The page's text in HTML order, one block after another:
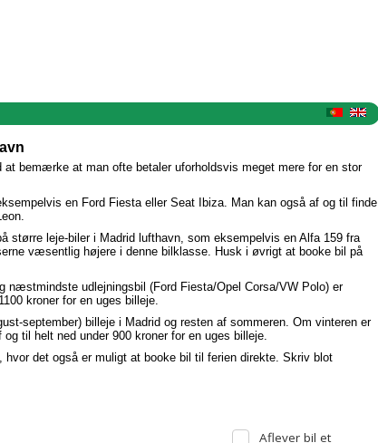
bemærke at man ofte betaler uforholdsvis meget mere for en stor
en Ford Fiesta eller Seat Ibiza. Man kan også af og til finde
leje-biler i Madrid lufthavn, som eksempelvis en Alfa 159 fra
væsentlig højere i denne bilklasse. Husk i øvrigt at booke bil på
næstmindste udlejningsbil (Ford Fiesta/Opel Corsa/VW Polo) er
kroner for en uges billeje.
september) billeje i Madrid og resten af sommeren. Om vinteren er
til helt ned under 900 kroner for en uges billeje.
det også er muligt at booke bil til ferien direkte. Skriv blot